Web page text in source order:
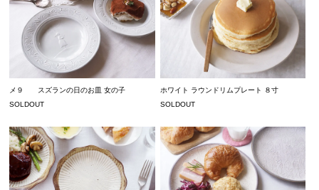
メ９ スズランの日のお皿 女の子
SOLDOUT
ホワイト ラウンドリムプレート ８寸
SOLDOUT